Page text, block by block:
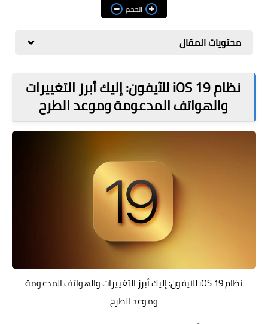
الربح من الانترنت
ذكاء اصطناعي
الحجم
محتويات المقال
نظام iOS 19 للآيفون: إليك أبرز التغييرات
والهواتف المدعومة وموعد الطرح
نظام iOS 19 للآيفون: إليك أبرز التغييرات والهواتف المدعومة
وموعد الطرح